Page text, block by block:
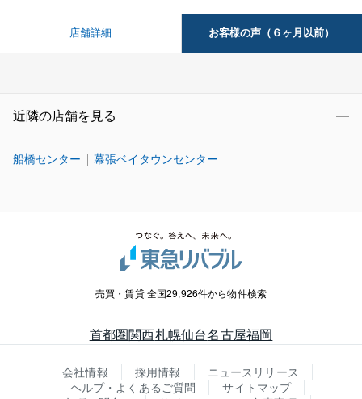
店舗詳細 お客様の声（６ヶ月以前）
近隣の店舗を見る
船橋センター 幕張ベイタウンセンター
売買・賃貸 全国29,926件から物件検索
首都圏関西札幌仙台名古屋福岡
会社情報 採用情報
ニュースリリース
ヘルプ・よくあるご質問
サイトマップ